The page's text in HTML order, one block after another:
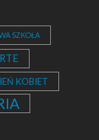
SZKOŁA
KOBIET